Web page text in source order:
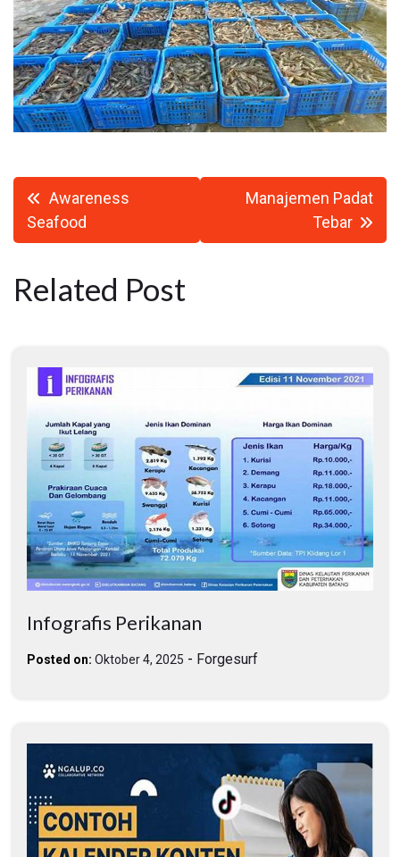
Navigasi
pos
Awareness
Seafood
Manajemen Padat
Tebar
Related Post
Infografis Perikanan
Posted on: Oktober 4, 2025 - Forgesurf